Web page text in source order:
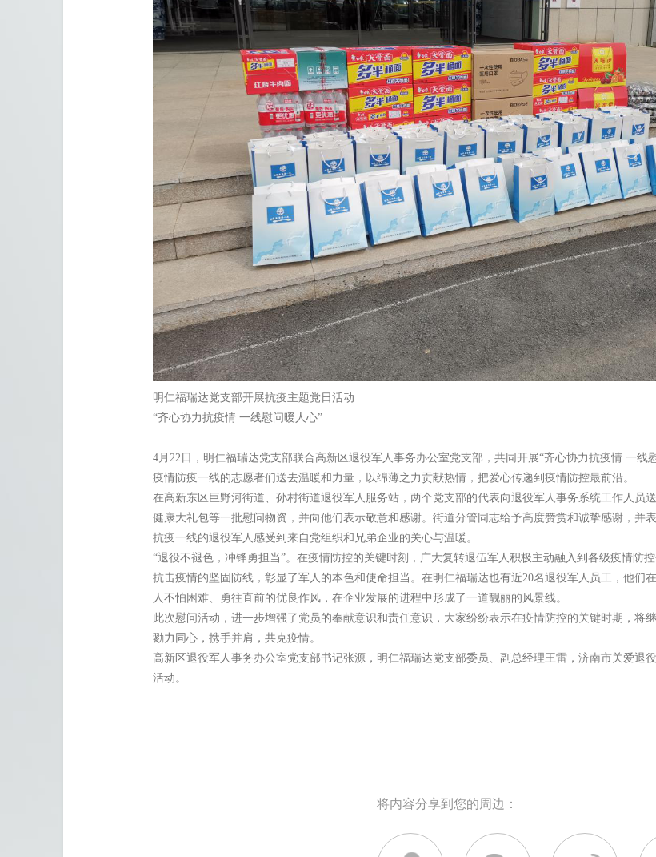
明仁福瑞达党支部开展抗疫主题党日活动
“齐心协力抗疫情 一线慰问暖人心”
4月22日，明仁福瑞达党支部联合高新区退役军人事务办公室党支部，共同开展“齐心协力抗疫情 一线
疫情防疫一线的志愿者们送去温暖和力量，以绵薄之力贡献热情，把爱心传递到疫情防控最前沿。
在高新东区巨野河街道、孙村街道退役军人服务站，两个党支部的代表向退役军人事务系统工作人员
健康大礼包等一批慰问物资，并向他们表示敬意和感谢。街道分管同志给予高度赞赏和诚挚感谢，并
抗疫一线的退役军人感受到来自党组织和兄弟企业的关心与温暖。
“退役不褪色，冲锋勇担当”。 在疫情防控的关键时刻，广大复转退伍军人积极主动融入到各级疫情防
抗击疫情的坚固防线，彰显了军人的本色和使命担当。在明仁福瑞达也有近20名退役军人员工，他们
人不怕困难、勇往直前的优良作风，在企业发展的进程中形成了一道靓丽的风景线。
此次慰问活动，进一步增强了党员的奉献意识和责任意识，大家纷纷表示在疫情防控的关键时期，将
勠力同心，携手并肩，共克疫情。
高新区退役军人事务办公室党支部书记张源，明仁福瑞达党支部委员、副总经理王雷，济南市关爱退
活动。
将内容分享到您的周边：